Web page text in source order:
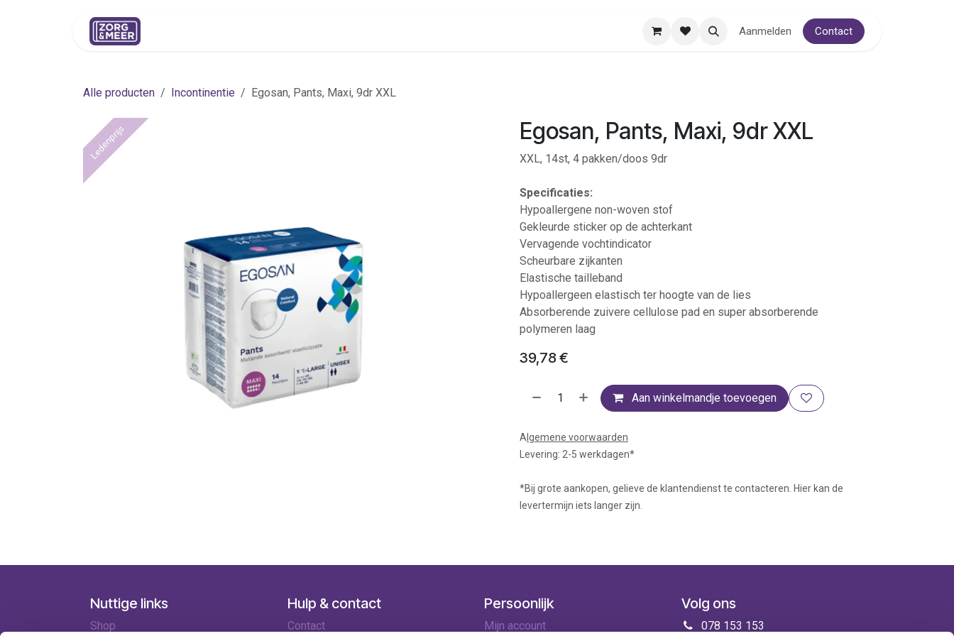
Aanmelden Contact
Alle producten Incontinentie Egosan, Pants, Maxi, 9dr XXL
Ledenprijs Egosan, Pants, Maxi, 9dr XXL
XXL, 14st, 4 pakken/doos 9dr
Specificaties:
Hypoallergene non-woven stof
Gekleurde sticker op de achterkant
Vervagende vochtindicator
Scheurbare zijkanten
Elastische tailleband
Hypoallergeen elastisch ter hoogte van de lies
Absorberende zuivere cellulose pad en super absorberende
polymeren laag
39,78€
Aan winkelmandje toevoegen
A lgemene voorwaarden
Levering: 2-5 werkdagen*
*Bij grote aankopen, gelieve de klantendienst te contacteren. Hier kan de
levertermijn iets langer zijn.
Nuttige links
Shop
Hulp & contact
Contact
Persoonlijk
Mijn account
Volg ons
078 153 153